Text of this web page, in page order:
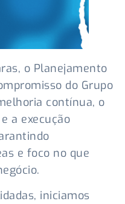
o Planejamento
do Grupo
contínua, o
a execução
e foco no que
iniciamos